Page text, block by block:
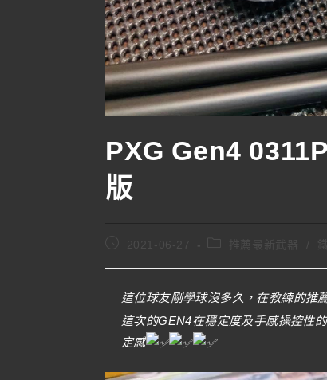
PXG Gen4
版
2021-06-27
這位球友剛學球沒多久，在教練的推
這次的GEN4在穩定度及手感操控性
定感